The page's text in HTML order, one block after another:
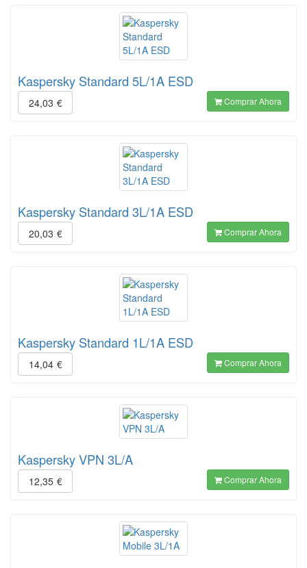
Kaspersky Standard 5L/1A ESD
24,03 € Comprar Ahora
Kaspersky Standard 3L/1A ESD
20,03 € Comprar Ahora
Kaspersky Standard 1L/1A ESD
14,04 € Comprar Ahora
Kaspersky VPN 3L/A
12,35 € Comprar Ahora